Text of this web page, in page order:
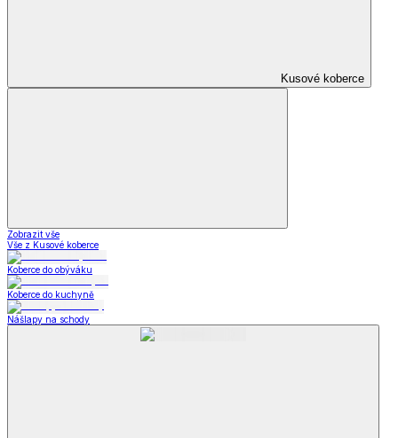
Kusové koberce
Zobrazit vše
Vše z Kusové koberce
Koberce do obýváku
Koberce do kuchyně
Nášlapy na schody